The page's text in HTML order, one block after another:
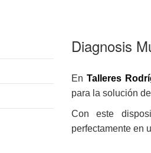
Diagnosis
En Talleres
para la solución
Con este
perfectamente en